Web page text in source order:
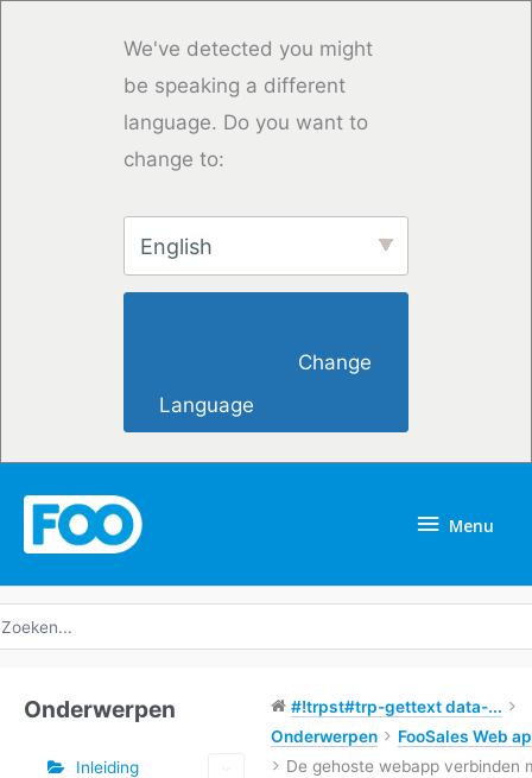
We've detected you might
be speaking a different
language. Do you want to
change to:
English
Language
Menu
Onderwerpen
Inleiding
#!trpst#trp-gettext data-...
Onderwerpen
FooSales Web
De gehoste webapp verbinden